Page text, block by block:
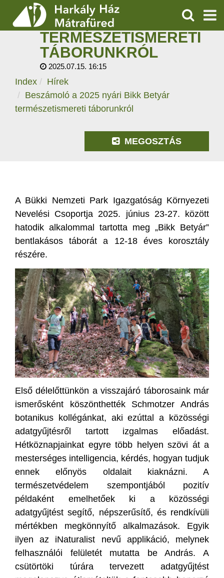
SZOLGÁLTATÁSOK
PROGRAMOK
HÍREK
KERESÉS
BESZÁMOLÓ A 2025
NYÁRI BIKK BETYÁR
TERMÉSZETISMERETI
TÁBORUNKRÓL
2025.07.15. 16:15
Index
Hírek
Beszámoló a 2025 nyári Bikk Betyár
természetismereti táborunkról
MEGOSZTÁS
A Bükki Nemzeti Park Igazgatóság Környezeti
Nevelési Csoportja 2025. június 23-27. között
hatodik alkalommal tartotta meg „Bikk Betyár”
bentlakásos táborát a 12-18 éves korosztály
részére.
Első délelőttünkön a visszajáró táborosaink már
ismerősként köszönthették Schmotzer András
botanikus kollégánkat, aki ezúttal a közösségi
adatgyűjtésről tartott izgalmas előadást.
Hétköznapjainkat egyre több helyen szövi át a
mesterséges intelligencia, kérdés, hogyan tudjuk
ennek előnyös oldalait kiaknázni. A
természetvédelem szempontjából pozitív
példaként emelhetőek ki a közösségi
adatgyűjtést segítő, népszerűsítő, és rendkívüli
mértékben megkönnyítő alkalmazások. Egyik
ilyen az iNaturalist nevű applikáció, melynek
felhasználói felületét mutatta be András. A
csütörtöki túrára tervezett adatgyűjtést